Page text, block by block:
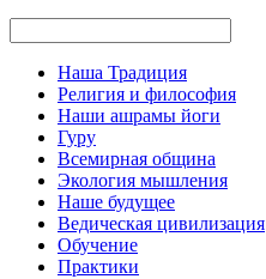
Наша Традиция
Религия и философия
Наши ашрамы йоги
Гуру
Всемирная община
Экология мышления
Наше будущее
Ведическая цивилизация
Обучение
Практики